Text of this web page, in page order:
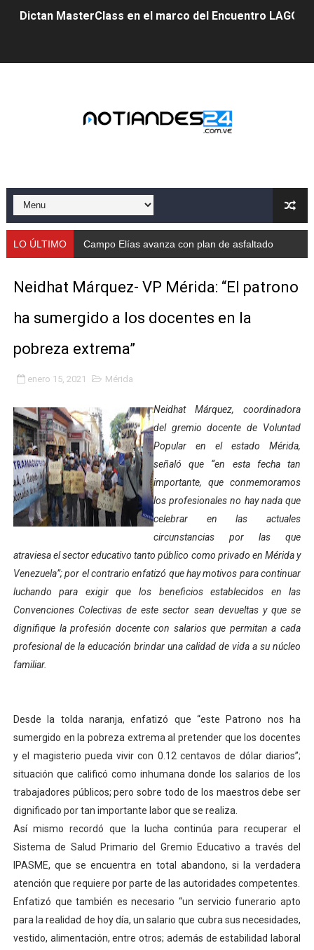
Dictan MasterClass en el marco del Encuentro LAGO
Gobernador Arnaldo Sánchez apadrina a más de 993
Mérida fortalece su reserva deportiva de cara a
Gobernación de Mérida instalará mesa de trabajo con
Fundecem ofrece taller de bordado en punto de cruz
Gobierno bolivariano avanza en la transformación del
Instituto Nacional de Nutrición celebra Semana
Gobernación de Mérida fortalece el desarrollo
Corposalud inició talleres para aspirantes al curso de
Fortalecen formación académica de médicos en
Fortaleciendo la economía comunal en El Vigía con
Campo Elías consolida plan de bacheo en el sector La
Fundecem inició con éxito el taller vacacional de
El Lactario del Iahula celebra la Semana Mundial de la
Mincomunas impulsa el autogobierno en Mérida con
Expertos inspeccionan espacios del OAN para la
LO ÚLTIMO Campo Elías avanza con plan de asfaltado
Neidhat Márquez- VP Mérida: “El patrono
ha sumergido a los docentes en la
pobreza extrema”
enero 15, 2021 Mérida
Neidhat Márquez, coordinadora
del gremio docente de Voluntad
Popular en el estado Mérida,
señaló que “en esta fecha tan
importante, que conmemoramos
los profesionales no hay nada que
celebrar en las actuales
circunstancias por las que
atraviesa el sector educativo tanto público como privado en Mérida y
Venezuela”; por el contrario enfatizó que hay motivos para continuar
luchando para exigir que los beneficios establecidos en las
Convenciones Colectivas de este sector sean devueltas y que se
dignifique la profesión docente con salarios que permitan a cada
profesional de la educación brindar una calidad de vida a su núcleo
familiar.
Desde la tolda naranja, enfatizó que “este Patrono nos ha
sumergido en la pobreza extrema al pretender que los docentes
y el magisterio pueda vivir con 0.12 centavos de dólar diarios”;
situación que calificó como inhumana donde los salarios de los
trabajadores públicos; pero sobre todo de los maestros debe ser
dignificado por tan importante labor que se realiza.
Así mismo recordó que la lucha continúa para recuperar el
Sistema de Salud Primario del Gremio Educativo a través del
IPASME, que se encuentra en total abandono, si la verdadera
atención que requiere por parte de las autoridades competentes.
Enfatizó que también es necesario “un servicio funerario apto
para la realidad de hoy día, un salario que cubra sus necesidades,
vestido, alimentación, entre otros; además de estabilidad laboral